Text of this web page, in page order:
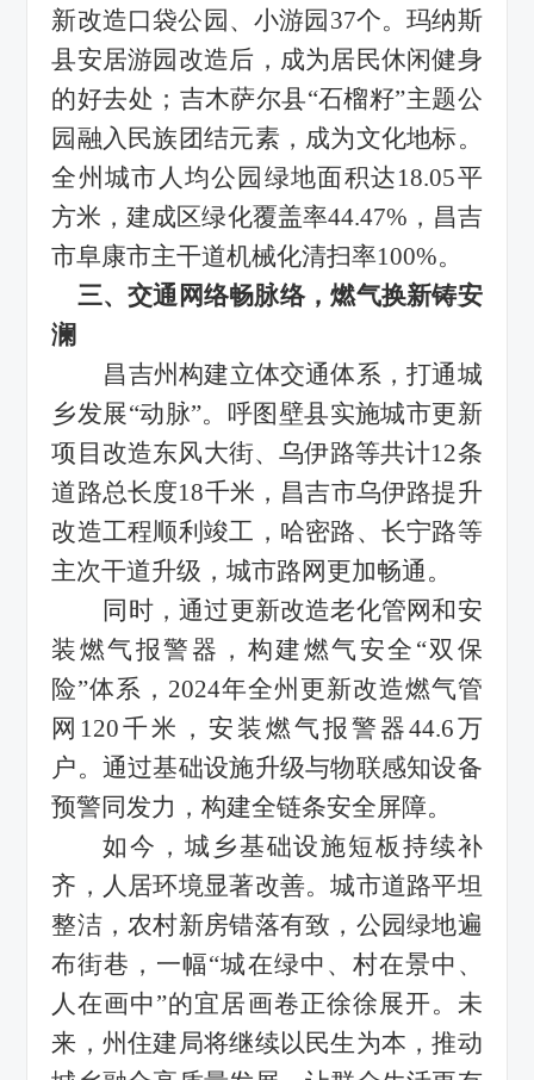
新改造口袋公园、小游园 37个。玛纳斯
县安居游园改造后，成为居民休闲健身
的好去处；吉木萨尔县“石榴籽”主题公
园融入民族团结元素，成为文化地标。
全州城市人均公园绿地面积达18.05平
方米，建成区绿化覆盖率44.47%， 昌吉
市阜康市主干道机械化清扫率100%。
三、交通网络畅脉络，燃气换新铸安
澜
昌吉州构建立体交通体系，打通城
乡发展“动脉”。呼图壁县实施城市更新
项目改造东风大街、乌伊路等共计12条
道路总长度18千米， 昌吉市乌伊路提升
改造工程顺利 竣工，哈密路、长宁路等
主次干道升级，城市路网更加畅通。
同时，通过更新改造老化管网和安
装燃气报警器，构建燃气安全 “双保
险”体系， 2024年全州更新改造燃气管
网 120千米，安装燃气报警器44.6万
户。 通过基础设施升级与物联感知设备
预警同发力，构建全链条安全屏障。
如今，城乡基础设施短板持续补
齐，人居环境显著改善。城市道路平坦
整洁，农村新房错落有致，公园绿地遍
布街巷，一幅“城在绿中、村在景中、
人在画中”的宜居画卷正徐徐展开。未
来，州住建局将继续以民生为本，推动